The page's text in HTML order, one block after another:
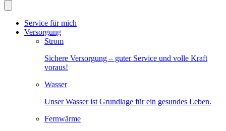
Service für mich
Versorgung
Strom
Sichere Versorgung – guter Service und volle Kraft
voraus!
Wasser
Unser Wasser ist Grundlage für ein gesundes Leben.
Fernwärme